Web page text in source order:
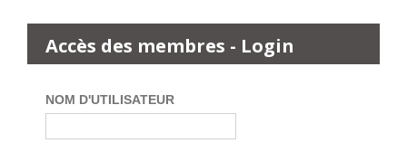
Accès des membres - Login
NOM D'UTILISATEUR